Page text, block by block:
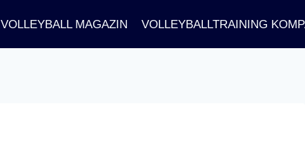
VOLLEYBALL MAGAZIN VOLLEYBALLTRAINING